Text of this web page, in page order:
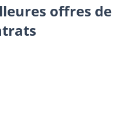
offres de